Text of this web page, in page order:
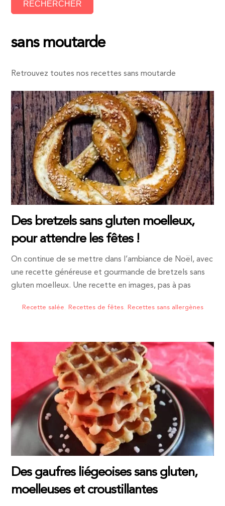
sans moutarde
Retrouvez toutes nos recettes sans moutarde
Des bretzels sans gluten moelleux,
pour attendre les fêtes !
On continue de se mettre dans l’ambiance de Noël, avec
une recette généreuse et gourmande de bretzels sans
gluten moelleux. Une recette en images, pas à pas
Recette salée Recettes de fêtes, Recettes sans allergènes
Des gaufres liégeoises sans gluten,
moelleuses et croustillantes